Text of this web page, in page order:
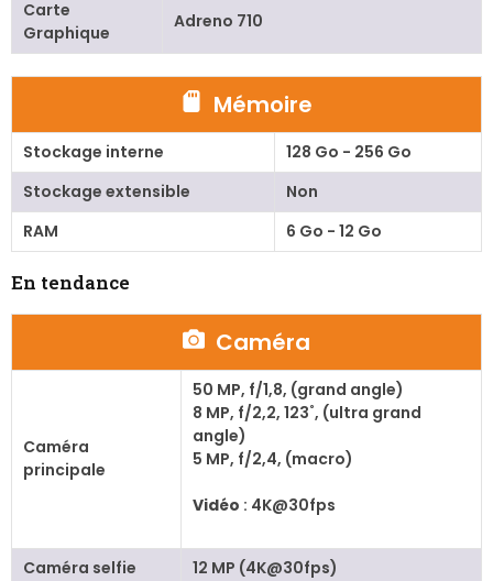
Carte
Graphique
Adreno 710
Mémoire
Stockage interne
128 Go - 256 Go
Stockage extensible
Non
RAM
6 Go - 12 Go
En tendance
Caméra
Caméra
principale
50 MP, f/1,8, (grand angle)
8 MP, f/2,2, 123˚, (ultra grand
angle)
5 MP, f/2,4, (macro)
Vidéo : 4K@30fps
Caméra selfie 12 MP (4K@30fps)